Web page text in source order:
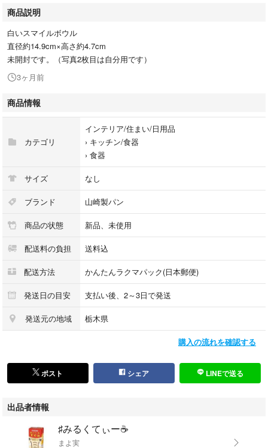
商品説明
白いスマイルボウル
直径約14.9cm×高さ約4.7cm
未開封です。（写真2枚目は自分用です）
3ヶ月前
商品情報
カテゴリ
インテリア/住まい/日用品
› キッチン/食器
› 食器
サイズ なし
ブランド 山崎製パン
商品の状態 新品、未使用
配送料の負担 送料込
配送方法 かんたんラクマパック(日本郵便)
発送日の目安 支払い後、2～3日で発送
発送元の地域 栃木県
購入の流れを確認する
ポスト シェア LINEで送る
出品者情報
♯みるくてぃー☕️
まよ実